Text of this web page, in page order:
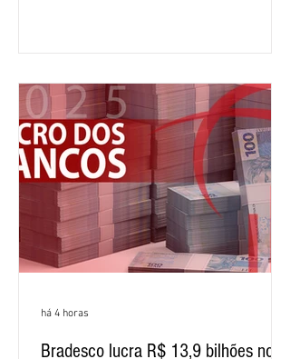
patrimônio líquido médio anualizado
(ROE), no Brasil, chegou a 26% no
semestre, avanço de 2,1 pontos
percentuais em 12 meses. Apesar dos
resultados expressivos, o banco conti
Bradesco lucra R$ 13,9 bilhões no
há 4 horas